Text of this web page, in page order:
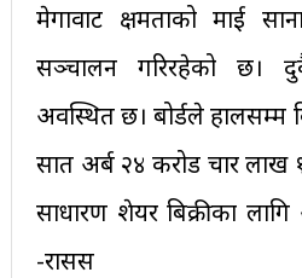
मेगावाट क्षमताको माई
सञ्चालन गरिरहेको छ।
अवस्थित छ। बोर्डले हालसम्म
सात अर्ब २४ करोड चार लाख
साधारण शेयर बिक्रीका
-रासस